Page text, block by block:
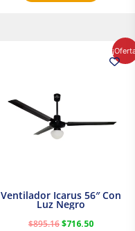
Ventilador Icarus 56″ Con
Luz Negro
$895.16$716.50
precio
actual